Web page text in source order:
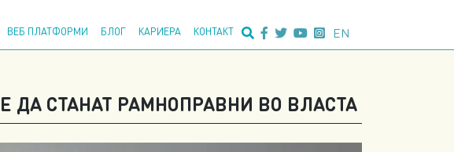
ВЕБ ПЛАТФОРМИ БЛОГ КАРИЕРА КОНТАКТ EN
ДА СТАНАТ РАМНОПРАВНИ ВО ВЛАСТА